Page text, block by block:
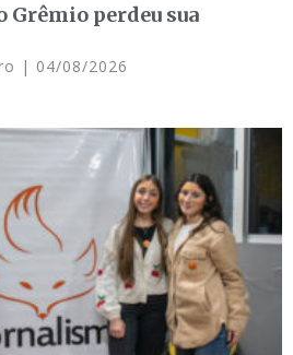
Grêmio perdeu sua
04/08/2026